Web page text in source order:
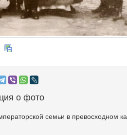
о фото
семьи в превосходном